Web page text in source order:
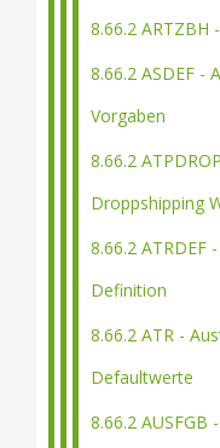
8.66.2 ARTZBH
8.66.2 ASDEF -
Vorgaben
8.66.2
Droppshipping
8.66.2 ATRDEF
Definition
8.66.2 ATR -
Defaultwerte
8.66.2 AUSFGB